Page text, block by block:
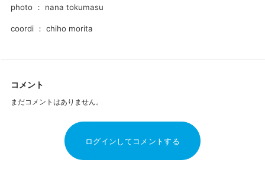
photo ： nana tokumasu
coordi ： chiho morita
コメント
まだコメントはありません。
ログインしてコメントする